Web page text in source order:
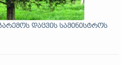
დაცვის სამინისტროს